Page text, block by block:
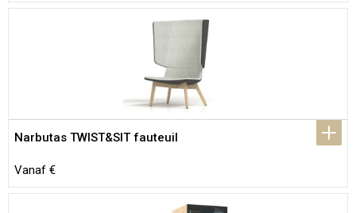
Narbutas TWIST&SIT fauteuil
Vanaf €